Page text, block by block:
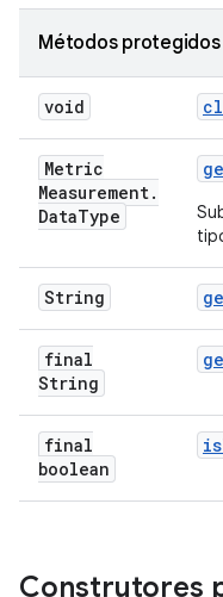
Métodos protegidos
void
Metric
Measurement.
DataType
String
final
String
final
boolean
is
Construtores